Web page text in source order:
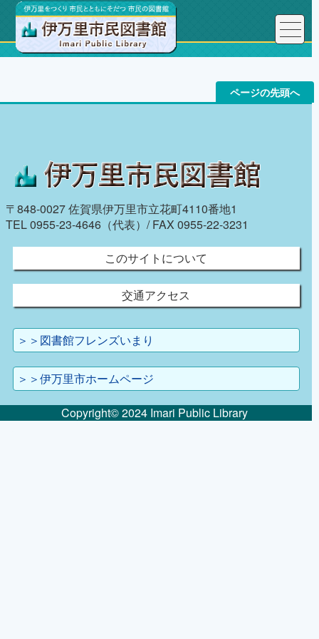
トップページ
ページの先頭へ
〒848-0027 佐賀県伊万里市立花町4110番地1
TEL 0955-23-4646（代表）/ FAX 0955-22-3231
このサイトについて
交通アクセス
＞＞図書館フレンズいまり
＞＞伊万里市ホームページ
Copyright© 2024 Imari Public Library